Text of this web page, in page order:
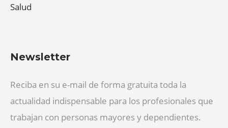
Salud
Newsletter
Reciba en su e-mail de forma gratuita toda la
actualidad indispensable para los profesionales que
trabajan con personas mayores y dependientes.